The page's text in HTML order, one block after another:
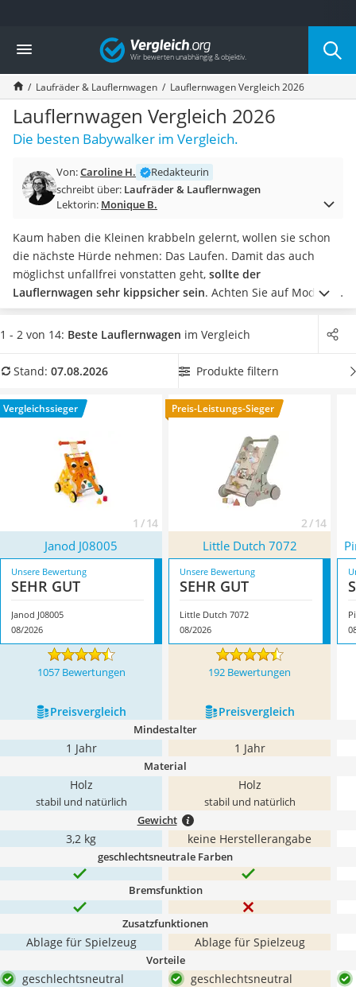
Die beliebtesten Vergleiche nach Kategorie
Kind & Baby
Babyphone mit 2 Kameras
Walkie-Talkie Kinder
Kindermatratzen
Babywippe
Rollschuhe für Kinder
Laufrad
Kinderschubkarre
Kinderuhr
Babyphone
Treppenschutzgitter
Kindersitz ab 4 Jahren
Kinderroller 3 Räder
Ferngesteuertes Auto
Kinderfahrradhelm
Kinder-Mikroskop
Ferngesteuerter Hubschrauber
Vergleich
Laufräder & Lauflernwagen Lauflernwagen Vergleich 2026
Lauflernwagen Vergleich 2026
Die besten Babywalker im Vergleich.
Von:Caroline H.
Redakteurin
schreibt über: Laufräder & Lauflernwagen
Lektorin: Monique B.
Kaum haben die Kleinen krabbeln gelernt, wollen sie schon
die nächste Hürde nehmen: Das Laufen. Damit das auch
möglichst unfallfrei vonstatten geht, sollte der
Lauflernwagen sehr kippsicher sein. Achten Sie auf Modelle
aus Holz, da diese in der Regel stabiler und frei von
Giftstoffen sind. Je nach Größe eignen sich einige
ab einem Jahr. Sind an dem Wägelchen Spielzeuge oder
Laufen als Spielkamerad interessant. Überzeugt hat uns hier
im August 2026 besonders das ModellJanod J08005
seinen Eigenschaften.
1 - 2 von 14: Beste Lauflernwagen im Vergleich
Stand: 07.08.2026 Produkte filtern
Vergleichssieger
1 / 14
Preis-Leistungs-Sieger
2 / 14
Janod J08005 Little Dutch 7072
Unsere Bewertung
SEHR GUT
Janod J08005
08/2026
Unsere Bewertung
SEHR GUT
Little Dutch 7072
08/2026
1057 Bewertungen 192 Bewertungen
Preis­vergleich Preis­vergleich
Mindestalter
1 Jahr 1 Jahr
Material
Holz
stabil und natürlich
Holz
stabil und natürlich
Gewicht
3,2 kg keine Herstellerangabe
geschlechtsneutrale Farben
Bremsfunktion
Zusatzfunktionen
Ablage für Spielzeug Ablage für Spielzeug
Vorteile
geschlechtsneutral
geschlechtsneutral